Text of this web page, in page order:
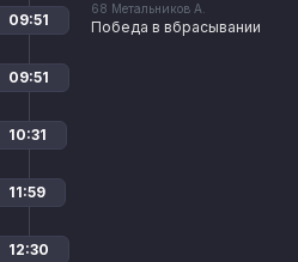
68 Метальников А.
Победа в вбрасывании
09:51
09:51
10:31
11:59
12:30